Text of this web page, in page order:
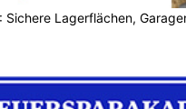
Sichere Lagerflächen,